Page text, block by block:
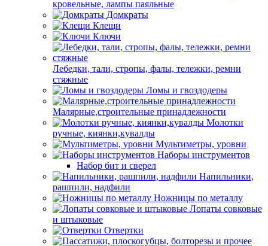
кровельные, лампы паяльные
Домкраты
Клещи
Ключи
Лебедки, тали, стропы, фалы, тележки, ремни
стяжные
Ломы и гвоздодеры
Малярные,строительные принадлежности
Молотки
ручные, киянки,кувалды
Мультиметры, уровни
Наборы инструментов
Набор бит и сверел
Напильники,
рашпили, надфили
Ножницы по металлу
Лопаты совковые
и штыковые
Отвертки